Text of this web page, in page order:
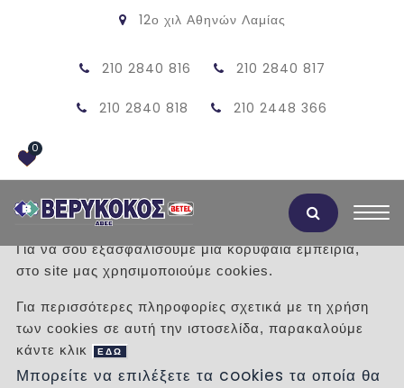
12ο χιλ Αθηνών Λαμίας
210 2840 816 210 2840 817
210 2840 818 210 2448 366
0
/ Προϊόντα / ΕΙΔΗ ΥΓΙΕΙΝΗΣ
ΝΙΠΤΗΡΕΣ
Αποδοχή Cookies
Για να σου εξασφαλίσουμε μια κορυφαία εμπειρία,
στο site μας χρησιμοποιούμε cookies.
Για περισσότερες πληροφορίες σχετικά με τη χρήση
των cookies σε αυτή την ιστοσελίδα, παρακαλούμε
κάντε κλικ
ΕΔΩ
Μπορείτε να επιλέξετε τα cookies τα οποία θα